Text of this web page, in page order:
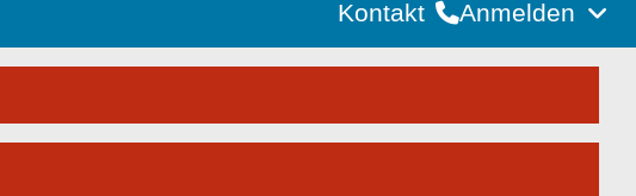
Kontakt Anmelden